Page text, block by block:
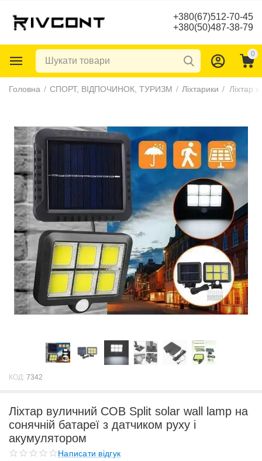
+380(67)512-70-45
+380(50)487-38-79
0
Головна / СПОРТ, ВІДПОЧИНОК, ТУРИЗМ / Ліхтарики /
КОД: 7342
Ліхтар вуличний COB Split solar wall lamp на
сонячній батареї з датчиком руху і
акумулятором
Написати відгук